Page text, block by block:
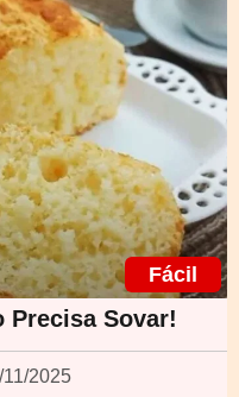
Fácil
Precisa Sovar!
11/2025